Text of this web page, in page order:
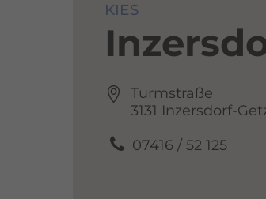
KIES
Turmstraße
3131 Inzersdorf-
07416 / 52 125